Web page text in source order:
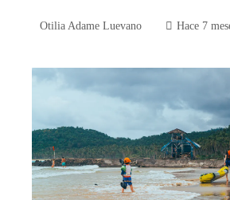
Otilia Adame Luevano Hace 7